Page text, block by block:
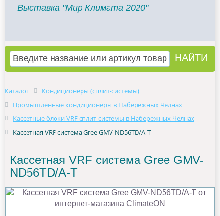
Выставка "Мир Климата 2020"
Каталог
Кондиционеры (сплит-системы)
Промышленные кондиционеры в Набережных Челнах
Кассетные блоки VRF сплит-системы в Набережных Челнах
Кассетная VRF система Gree GMV-ND56TD/A-T
Кассетная VRF система Gree GMV-
ND56TD/A-T